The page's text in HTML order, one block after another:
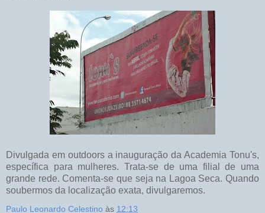
Divulgada em outdoors a inauguração da Academia Tonu's,
específica para mulheres. Trata-se de uma filial de uma
grande rede. Comenta-se que seja na Lagoa Seca. Quando
soubermos da localização exata, divulgaremos.
Paulo Leonardo Celestino às 12:13